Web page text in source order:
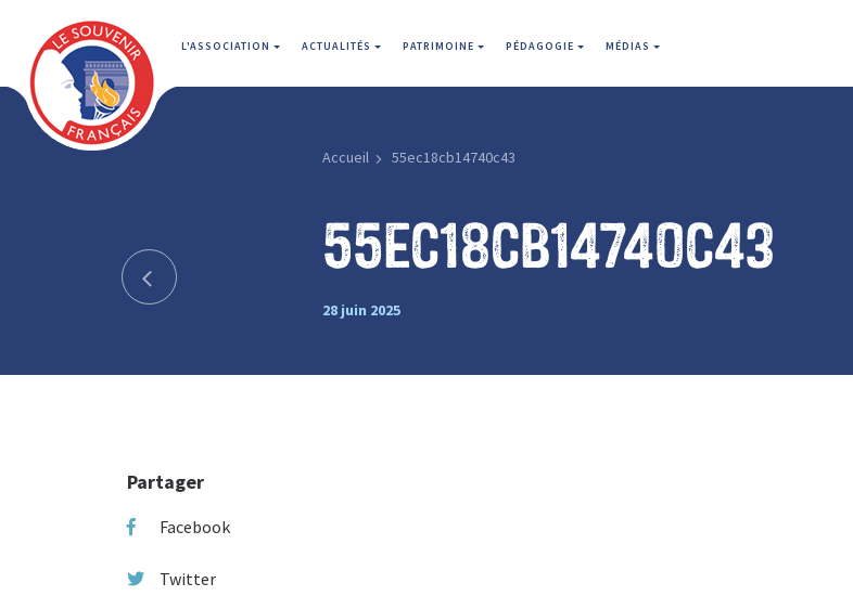
L'ASSOCIATION ACTUALITÉS PATRIMOINE PÉDAGOGIE MÉDIAS
Accueil 55ec18cb14740c43
55ec18cb14740c43
28 juin 2025
Partager
Facebook
Twitter